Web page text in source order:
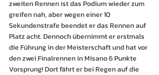
zweiten Rennen ist das Podium wieder zum
greifen nah, aber wegen einer 10
Sekundenstrafe beendet er das Rennen auf
Platz acht. Dennoch übernimmt er erstmals
die Führung in der Meisterschaft und hat vor
den zwei Finalrennen in Misano 6 Punkte
Vorsprung! Dort fährt er bei Regen auf die